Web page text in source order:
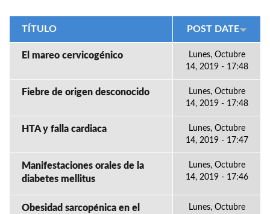
TÍTULO POST DATE
El mareo cervicogénico
Lunes, Octubre
14, 2019 - 17:48
Fiebre de origen desconocido
Lunes, Octubre
14, 2019 - 17:48
HTA y falla cardiaca
Lunes, Octubre
14, 2019 - 17:47
Manifestaciones orales de la
diabetes mellitus
Lunes, Octubre
14, 2019 - 17:46
Obesidad sarcopénica en el
Lunes, Octubre